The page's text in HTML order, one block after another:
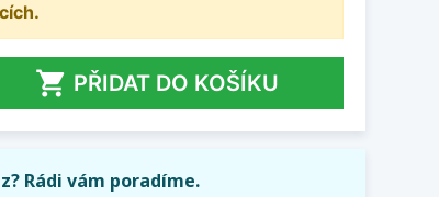
 PŘIDAT DO KOŠÍKU
Rádi vám poradíme.